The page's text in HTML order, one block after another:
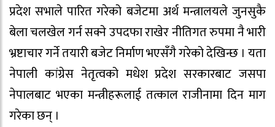
प्रदेश सभाले पारित गरेको बजेटमा अर्थ मन्त्रालयले जुनसुकै
बेला चलखेल गर्न सक्ने उपदफा राखेर नीतिगत रुपमा नै भारी
भ्रष्टाचार गर्ने तयारी बजेट निर्माण भएसँगै गरेको देखिन्छ । यता
नेपाली कांग्रेस नेतृत्वको मधेश प्रदेश सरकारबाट जसपा
नेपालबाट भएका मन्त्रीहरूलाई तत्काल राजीनामा दिन माग
गरेका छन् ।